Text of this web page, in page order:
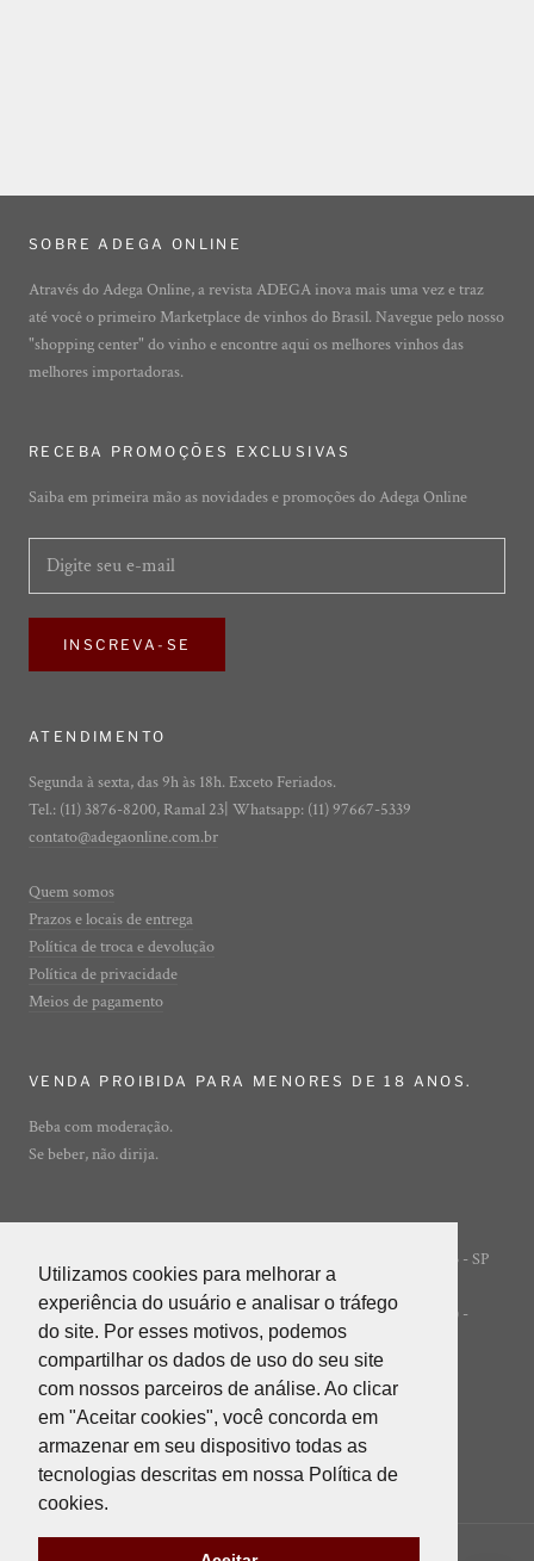
Utilizamos cookies para melhorar a
experiência do usuário e analisar o tráfego
do site. Por esses motivos, podemos
compartilhar os dados de uso do seu site
com nossos parceiros de análise. Ao clicar
em "Aceitar cookies", você concorda em
armazenar em seu dispositivo todas as
tecnologias descritas em nossa Política de
cookies.
Utilizamos cookies para melhorar a
experiência do usuário e analisar o tráfego
do site. Por esses motivos, podemos
compartilhar os dados de uso do seu site
com nossos parceiros de análise. Ao clicar
em "Aceitar cookies", você concorda em
armazenar em seu dispositivo todas as
tecnologias descritas em nossa Política de
cookies.
SOBRE ADEGA ONLINE
Através do Adega Online, a revista ADEGA inova mais uma vez e traz
até você o primeiro Marketplace de vinhos do Brasil. Navegue pelo nosso
"shopping center" do vinho e encontre aqui os melhores vinhos das
melhores importadoras.
RECEBA PROMOÇÕES EXCLUSIVAS
Saiba em primeira mão as novidades e promoções do Adega Online
INSCREVA-SE
ATENDIMENTO
Segunda à sexta, das 9h às 18h. Exceto Feriados.
Tel.: (11) 3876-8200, Ramal 23| Whatsapp: (11) 97667-5339
contato@adegaonline.com.br
Quem somos
Prazos e locais de entrega
Política de troca e devolução
Política de privacidade
Meios de pagamento
VENDA PROIBIDA PARA MENORES DE 18 ANOS.
Beba com moderação.
Se beber, não dirija.
Rua Ibirajá, 7 - Vila Guarani - São Paulo - SP
- 04310-020
POWERED BY INNER EDITORA LTDA (INNER GROUP) -
05.847.412/0001-85